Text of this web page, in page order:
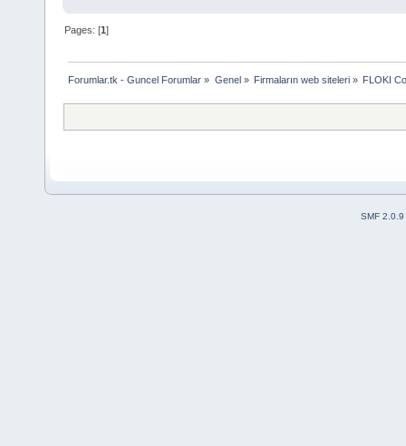
Pages: [1]
Forumlar.tk - Guncel Forumlar » Genel » Firmaların web siteleri» FLOKI
SMF 2.0.9